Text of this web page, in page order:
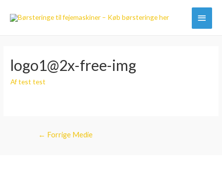
logo1@2x-free-img
Aftest test
Indlægsnavigation
← Forrige Medie